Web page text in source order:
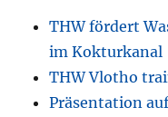
THW fördert
im Kokturkanal
THW Vlotho
Präsentation